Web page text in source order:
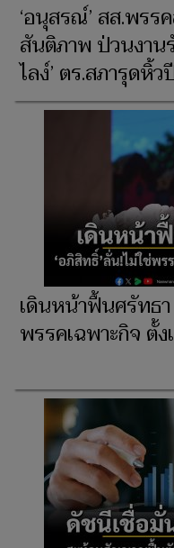
‘อนุสรณ์’ สส.พรร
สันติภาพ ป่วนงาน
ไลง์’ ตร.สภารุดหิ้
เดินหน้าฟื้นศรัทธ
พรรคเฉพาะกิจ ตั้